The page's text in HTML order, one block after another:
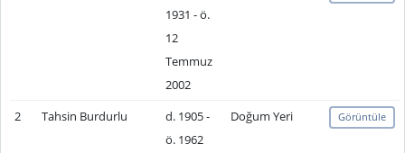
1931 - ö.
12
Temmuz
2002
2 Tahsin Burdurlu
d. 1905 -
ö. 1962
Doğum Yeri Görüntüle